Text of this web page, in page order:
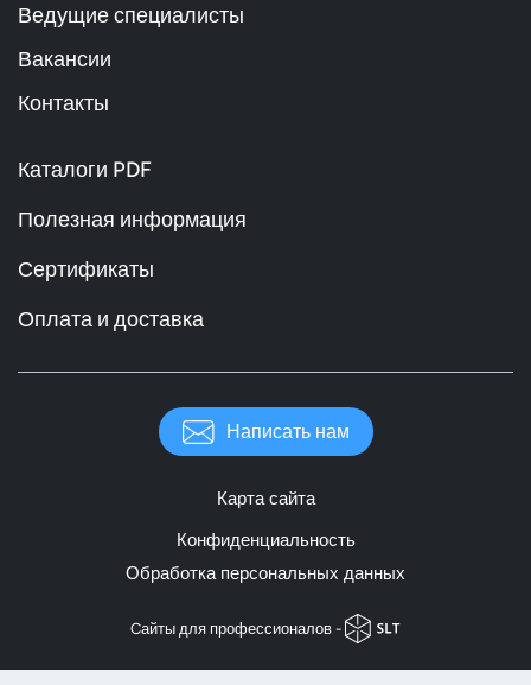
Ведущие специалисты
Вакансии
Контакты
Каталоги PDF
Полезная информация
Сертификаты
Оплата и доставка
Написать нам
Карта сайта
Конфиденциальность
Обработка персональных данных
Cайты для профессионалов -